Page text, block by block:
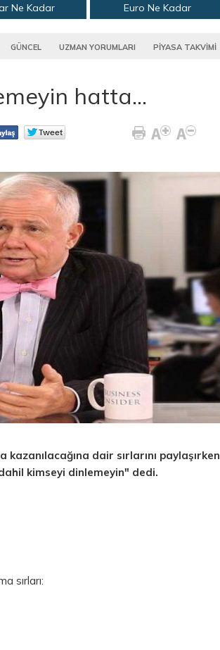
Ne Kadar Euro Ne Kadar
GÜNCEL UZMAN YORUMLARI PİYASA TAKVİMİ
hatta...
kazanılacağına dair sırlarını paylaşırken
kimseyi dinlemeyin" dedi.
sırları: